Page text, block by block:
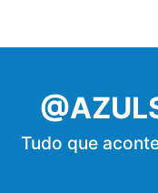
Tudo que